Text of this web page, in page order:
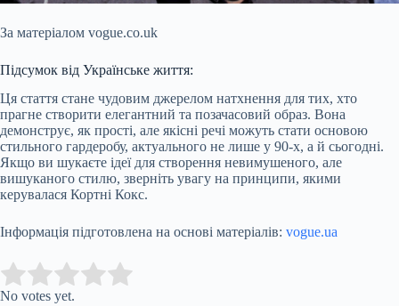
За матеріалом vogue.co.uk
Підсумок від Українське життя:
Ця стаття стане чудовим джерелом натхнення для тих, хто
прагне створити елегантний та позачасовий образ. Вона
демонструє, як прості, але якісні речі можуть стати основою
стильного гардеробу, актуального не лише у 90-х, а й сьогодні.
Якщо ви шукаєте ідеї для створення невимушеного, але
вишуканого стилю, зверніть увагу на принципи, якими
керувалася Кортні Кокс.
Інформація підготовлена на основі матеріалів: vogue.ua
Rate this item:
No votes yet.